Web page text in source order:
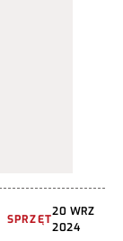
SPRZĘT
20 WRZ
2024